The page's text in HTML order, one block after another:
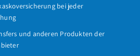
bei jeder
und anderen Produkten der